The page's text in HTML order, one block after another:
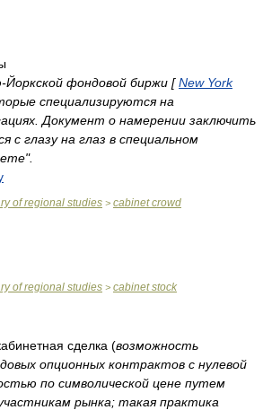
Йоркской фондовой биржи [New York
специализируются на
Документ о намерении заключить
с глазу на глаз в специальном
of regional studies > cabinet crowd
of regional studies > cabinet stock
сделка (возможность
опционных контрактов с нулевой
по символической цене путем
рынка; такая практика